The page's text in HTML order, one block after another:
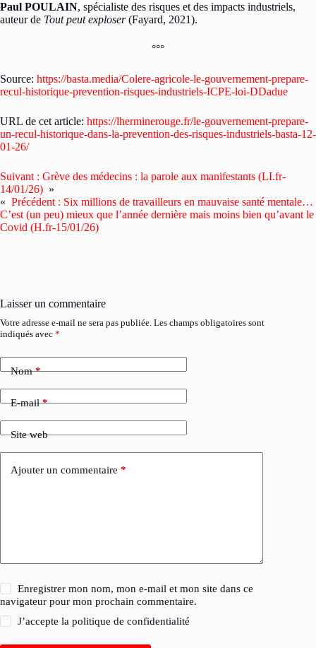
Paul POULAIN, spécialiste des risques et des impacts industriels,
auteur de Tout peut exploser(Fayard, 2021).
°°°
Source: https://basta.media/Colere-agricole-le-gouvernement-prepare-
recul-historique-prevention-risques-industriels-ICPE-loi-DDadue
URL de cet article: https://lherminerouge.fr/le-gouvernement-prepare-
un-recul-historique-dans-la-prevention-des-risques-industriels-basta-12-
01-26/
Suivant : Grève des médecins : la parole aux manifestants (LI.fr-
14/01/26) »
« Précédent : Six millions de travailleurs en mauvaise santé mentale…
C’est (un peu) mieux que l’année dernière mais moins bien qu’avant le
Covid (H.fr-15/01/26)
Laisser un commentaire
Votre adresse e-mail ne sera pas publiée. Les champs obligatoires sont
indiqués avec *
Nom*
E-mail*
Site web
Ajouter un commentaire *
Enregistrer mon nom, mon e-mail et mon site dans ce
navigateur pour mon prochain commentaire.
J’accepte lapolitique de confidentialité